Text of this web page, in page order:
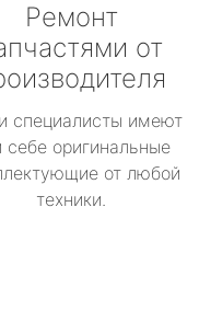
Ремонт
от
специалисты имеют
себе оригинальные
от любой
техники.